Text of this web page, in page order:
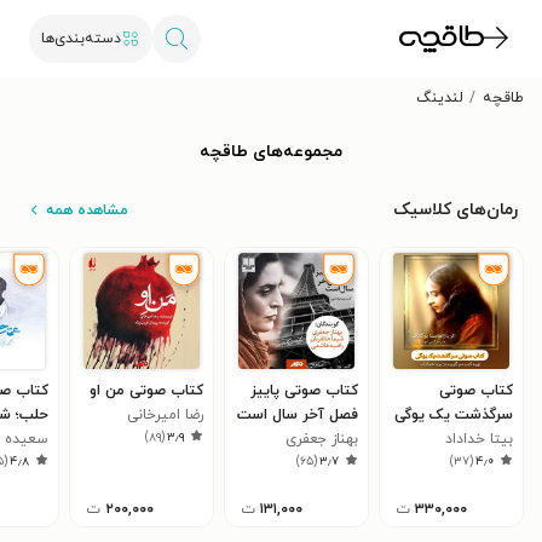
دسته‌بندی‌ها
طاقچه لندینگ
مجموعه‌های طاقچه
رمان‌های کلاسیک مشاهده همه
کتاب صوتی
سرگذشت یک یوگی
بیتا خداداد
۴٫۰(۳۷)
۳۳۰,۰۰۰ ت
کتاب صوتی پاییز
فصل آخر سال است
بهناز جعفری
۳٫۷(۶۵)
۱۳۱,۰۰۰ ت
کتاب صوتی من او
رضا امیرخانی
۳٫۹(۸۹)
۲۰۰,۰۰۰ ت
کتاب
حلب؛
سعیده
۴٫۸(